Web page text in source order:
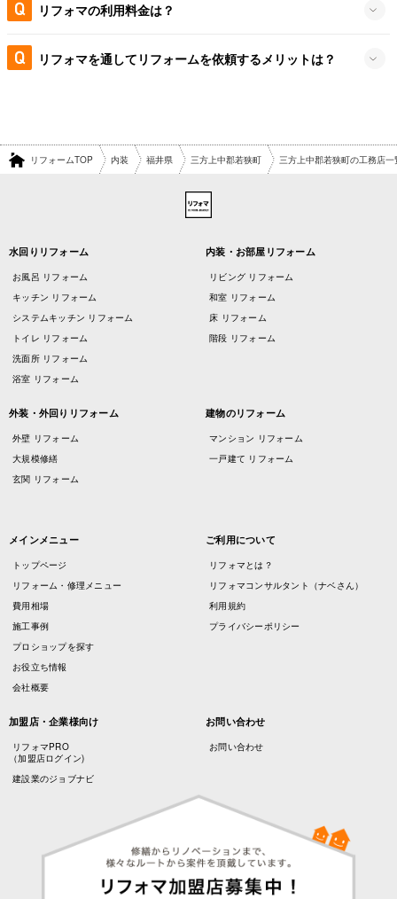
リフォマの利用料金は？
リフォマを通してリフォームを依頼するメリットは？
リフォームTOP 内装 福井県 三方上中郡若狭町 三方上中郡若狭町の工務店一
水回りリフォーム
お風呂 リフォーム
キッチン リフォーム
システムキッチン リフォーム
トイレ リフォーム
洗面所 リフォーム
浴室 リフォーム
内装・お部屋リフォーム
リビング リフォーム
和室 リフォーム
床 リフォーム
階段 リフォーム
外装・外回りリフォーム
外壁 リフォーム
大規模修繕
玄関 リフォーム
建物のリフォーム
マンション リフォーム
一戸建て リフォーム
メインメニュー
トップページ
リフォーム・修理メニュー
費用相場
施工事例
プロショップを探す
お役立ち情報
会社概要
ご利用について
リフォマとは？
リフォマコンサルタント（ナベさん）
利用規約
プライバシーポリシー
加盟店・企業様向け
リフォマPRO
（加盟店ログイン)
建設業のジョブナビ
お問い合わせ
お問い合わせ